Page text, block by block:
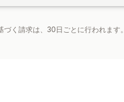
く請求は、30日ごとに行われます。